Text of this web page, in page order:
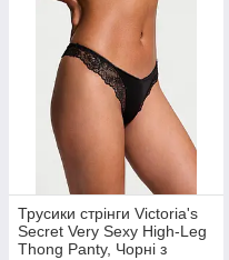
Трусики стрінги Victoria's
Secret Very Sexy High-Leg
Thong Panty, Чорні з